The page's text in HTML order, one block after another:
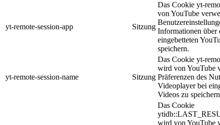
yt-remote-session-app Sitzung
Das Cookie yt-
von YouTube
Informationen über
eingebetteten
speichern.
yt-remote-session-name Sitzung
Das Cookie yt-
wird von YouTube
Präferenzen des
Videoplayer bei
Videos zu
Das Cookie
wird von YouTube